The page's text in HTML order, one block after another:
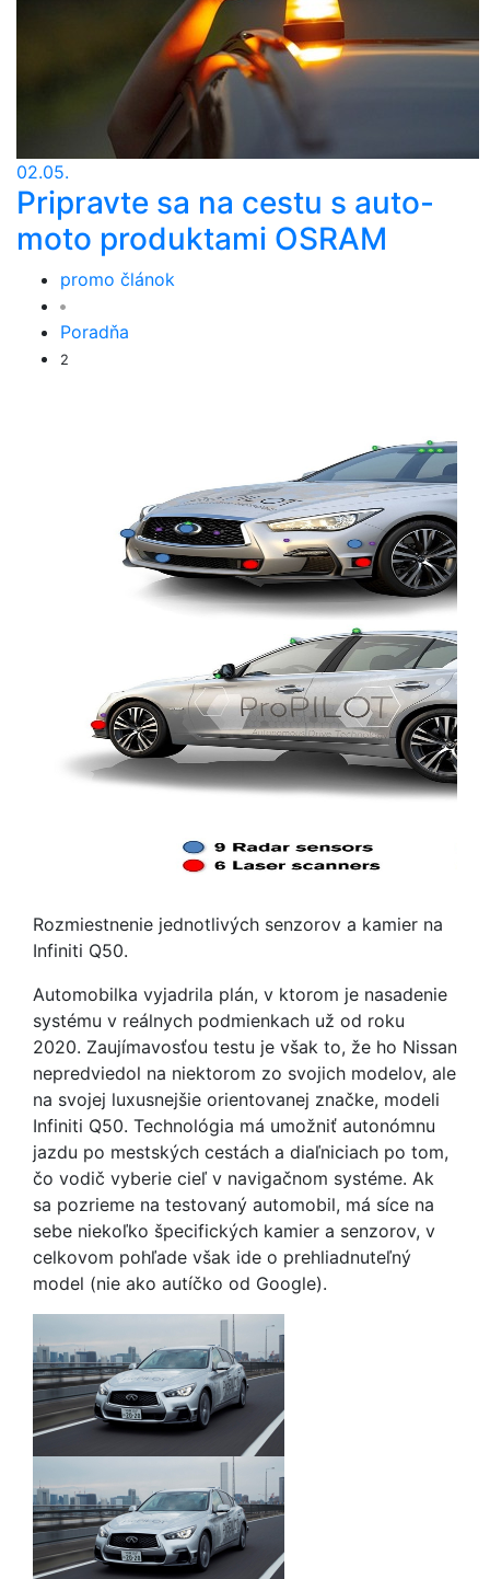
02.05.
Pripravte sa na cestu s auto-
moto produktami OSRAM
promo článok
Poradňa
2
Rozmiestnenie jednotlivých senzorov a kamier na
Infiniti Q50.
Automobilka vyjadrila plán, v ktorom je nasadenie
systému v reálnych podmienkach už od roku
2020. Zaujímavosťou testu je však to, že ho Nissan
nepredviedol na niektorom zo svojich modelov, ale
na svojej luxusnejšie orientovanej značke, modeli
Infiniti Q50. Technológia má umožniť autonómnu
jazdu po mestských cestách a diaľniciach po tom,
čo vodič vyberie cieľ v navigačnom systéme. Ak
sa pozrieme na testovaný automobil, má síce na
sebe niekoľko špecifických kamier a senzorov, v
celkovom pohľade však ide o prehliadnuteľný
model (nie ako autíčko od Google).